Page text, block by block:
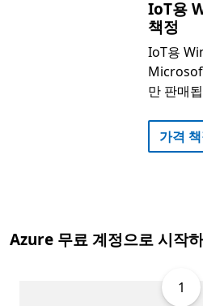
IoT용
책정
IoT용
만 판매
가격
Azure 무료 계정으로 시작
1